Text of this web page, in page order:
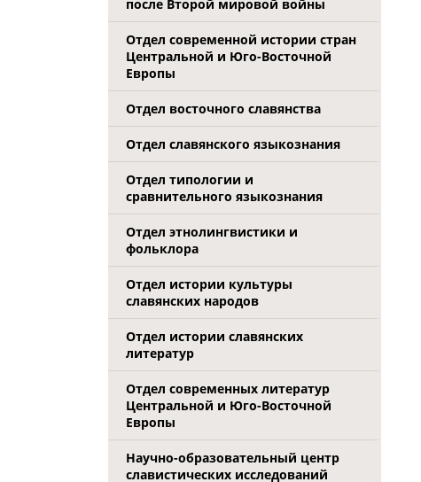
после Второй мировой войны
Отдел современной истории стран
Центральной и Юго-Восточной
Европы
Отдел восточного славянства
Отдел славянского языкознания
Отдел типологии и
сравнительного языкознания
Отдел этнолингвистики и
фольклора
Отдел истории культуры
славянских народов
Отдел истории славянских
литератур
Отдел современных литератур
Центральной и Юго-Восточной
Европы
Научно-образовательный центр
славистических исследований